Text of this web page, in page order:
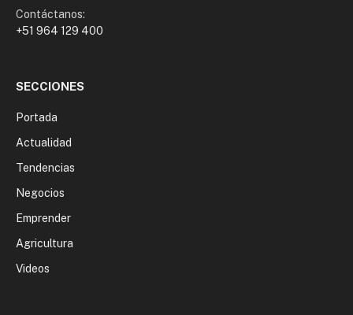
Contáctanos:
+51 964 129 400
SECCIONES
Portada
Actualidad
Tendencias
Negocios
Emprender
Agricultura
Videos